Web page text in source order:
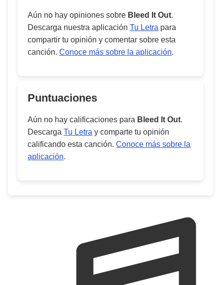
Aún no hay opiniones sobre Bleed It Out.
Descarga nuestra aplicación Tu Letra para
compartir tu opinión y comentar sobre esta
canción. Conoce más sobre la aplicación.
Puntuaciones
Aún no hay calificaciones para Bleed It Out.
Descarga Tu Letra y comparte tu opinión
calificando esta canción. Conoce más sobre la
aplicación.